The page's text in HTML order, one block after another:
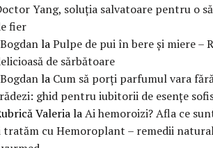
Yang, soluția salvatoare pentru o
fier
laPulpe de pui în bere și miere –
de sărbătoare
la Cum să porți parfumul vara
ghid pentru iubitorii de esențe
ValerialaAi hemoroizi? Afla ce
tratăm cu Hemoroplant – remedii